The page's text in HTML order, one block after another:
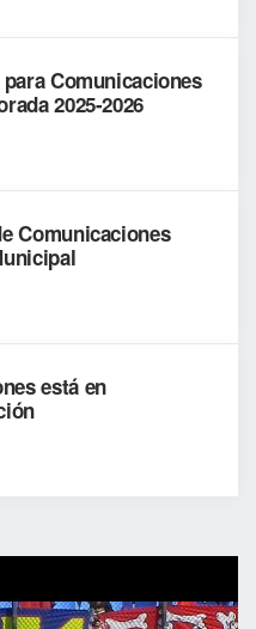
Comunicaciones
2025-2026
Comunicaciones
está en